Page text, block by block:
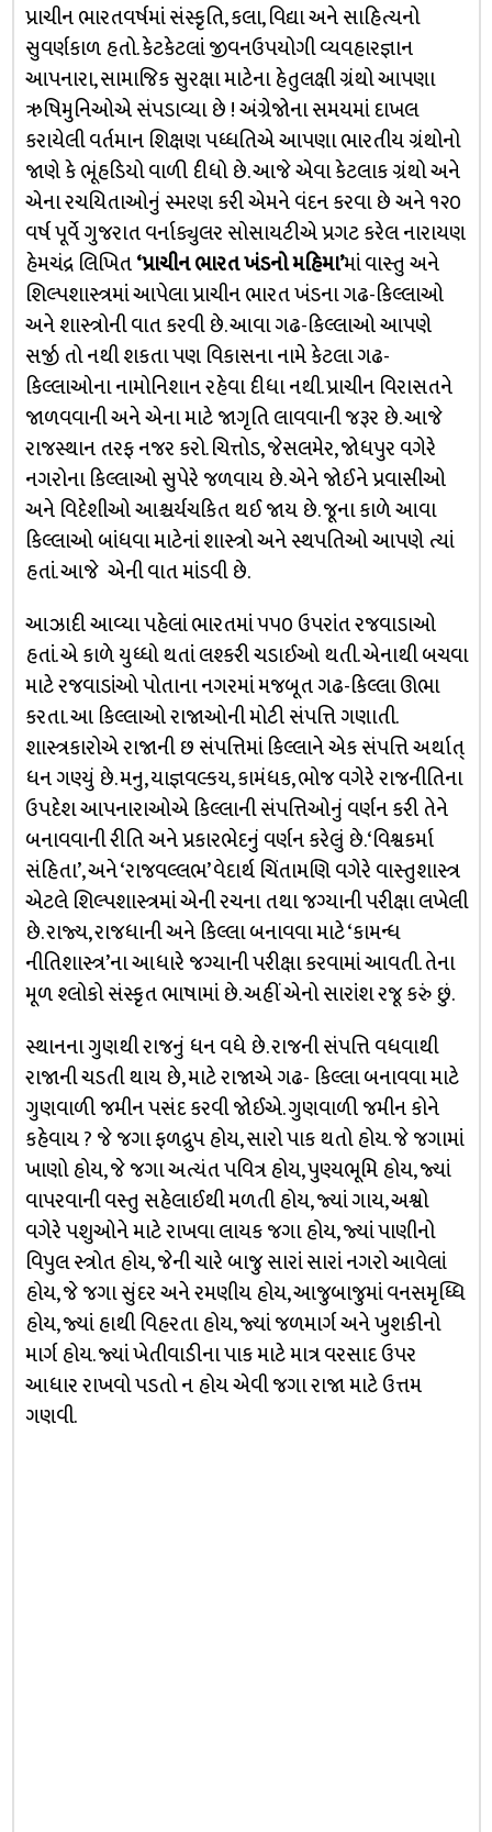
પ્રાચીન ભારતવર્ષમાં સંસ્કૃતિ, કલા, વિદ્યા અને સાહિત્યનો
સુવર્ણકાળ હતો. કેટકેટલાં જીવનઉપયોગી વ્યવહારજ્ઞાન
આપનારા, સામાજિક સુરક્ષા માટેના હેતુલક્ષી ગ્રંથો આપણા
ઋષિમુનિઓએ સંપડાવ્યા છે ! અંગ્રેજોના સમયમાં દાખલ
કરાયેલી વર્તમાન શિક્ષણ પધ્ધતિએ આપણા ભારતીય ગ્રંથોનો
જાણે કે ભૂંહડિયો વાળી દીધો છે. આજે એવા કેટલાક ગ્રંથો અને
એના રચયિતાઓનું સ્મરણ કરી એમને વંદન કરવા છે અને ૧૨૦
વર્ષ પૂર્વે ગુજરાત વર્નાક્યુલર સોસાયટીએ પ્રગટ કરેલ નારાયણ
હેમચંદ્ર લિખિત‘પ્રાચીન ભારત ખંડનો મહિમા’માં વાસ્તુ અને
શિલ્પશાસ્ત્રમાં આપેલા પ્રાચીન ભારત ખંડના ગઢ-કિલ્લાઓ
અને શાસ્ત્રોની વાત કરવી છે. આવા ગઢ-કિલ્લાઓ આપણે
સર્જી તો નથી શકતા પણ વિકાસના નામે કેટલા ગઢ-
કિલ્લાઓના નામોનિશાન રહેવા દીધા નથી. પ્રાચીન વિરાસતને
જાળવવાની અને એના માટે જાગૃતિ લાવવાની જરૂર છે. આજે
રાજસ્થાન તરફ નજર કરો. ચિત્તોડ, જેસલમેર, જોધપુર વગેરે
નગરોના કિલ્લાઓ સુપેરે જળવાય છે. એને જોઈને પ્રવાસીઓ
અને વિદેશીઓ આશ્ચર્યચકિત થઈ જાય છે. જૂના કાળે આવા
કિલ્લાઓ બાંધવા માટેનાં શાસ્ત્રો અને સ્થપતિઓ આપણે ત્યાં
હતાં. આજે એની વાત માંડવી છે.
આઝાદી આવ્યા પહેલાં ભારતમાં ૫૫૦ ઉપરાંત રજવાડાઓ
હતાં. એ કાળે યુધ્ધો થતાં લશ્કરી ચડાઈઓ થતી. એનાથી બચવા
માટે રજવાડાંઓ પોતાના નગરમાં મજબૂત ગઢ-કિલ્લા ઊભા
કરતા. આ કિલ્લાઓ રાજાઓની મોટી સંપત્તિ ગણાતી.
શાસ્ત્રકારોએ રાજાની છ સંપત્તિમાં કિલ્લાને એક સંપત્તિ અર્થાત્
ધન ગણ્યું છે. મનુ, યાજ્ઞવલ્કય, કામંધક, ભોજ વગેરે રાજનીતિના
ઉપદેશ આપનારાઓએ કિલ્લાની સંપત્તિઓનું વર્ણન કરી તેને
બનાવવાની રીતિ અને પ્રકારભેદનું વર્ણન કરેલું છે. ‘વિશ્વકર્મા
સંહિતા’, અને ‘રાજવલ્લભ’ વેદાર્થ ચિંતામણિ વગેરે વાસ્તુશાસ્ત્ર
એટલે શિલ્પશાસ્ત્રમાં એની રચના તથા જગ્યાની પરીક્ષા લખેલી
છે. રાજ્ય, રાજધાની અને કિલ્લા બનાવવા માટે ‘કામન્ધ
નીતિશાસ્ત્ર’ના આધારે જગ્યાની પરીક્ષા કરવામાં આવતી. તેના
મૂળ શ્લોકો સંસ્કૃત ભાષામાં છે. અહીં એનો સારાંશ રજૂ કરું છું.
સ્થાનના ગુણથી રાજનું ધન વધે છે. રાજની સંપત્તિ વધવાથી
રાજાની ચડતી થાય છે, માટે રાજાએ ગઢ- કિલ્લા બનાવવા માટે
ગુણવાળી જમીન પસંદ કરવી જોઈએ. ગુણવાળી જમીન કોને
કહેવાય ? જે જગા ફળદ્રુપ હોય, સારો પાક થતો હોય. જે જગામાં
ખાણો હોય, જે જગા અત્યંત પવિત્ર હોય, પુણ્યભૂમિ હોય, જ્યાં
વાપરવાની વસ્તુ સહેલાઈથી મળતી હોય, જ્યાં ગાય, અશ્વો
વગેરે પશુઓને માટે રાખવા લાયક જગા હોય, જ્યાં પાણીનો
વિપુલ સ્ત્રોત હોય, જેની ચારે બાજુ સારાં સારાં નગરો આવેલાં
હોય, જે જગા સુંદર અને રમણીય હોય, આજુબાજુમાં વનસમૃધ્ધિ
હોય, જ્યાં હાથી વિહરતા હોય, જ્યાં જળમાર્ગ અને ખુશકીનો
માર્ગ હોય. જ્યાં ખેતીવાડીના પાક માટે માત્ર વરસાદ ઉપર
આધાર રાખવો પડતો ન હોય એવી જગા રાજા માટે ઉત્તમ
ગણવી.